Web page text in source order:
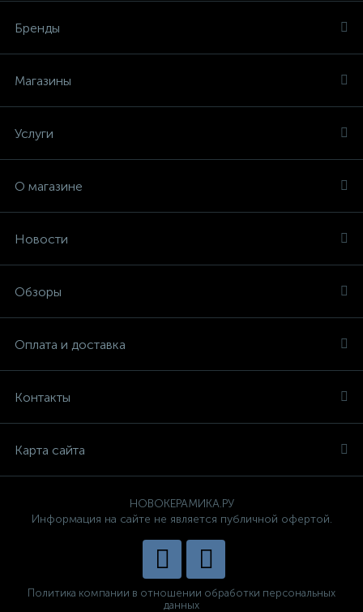
Бренды
Магазины
Услуги
О магазине
Новости
Обзоры
Оплата и доставка
Контакты
Карта сайта
НОВОКЕРАМИКА.РУ
Информация на сайте не является публичной офертой.
Политика компании в отношении обработки персональных
данных